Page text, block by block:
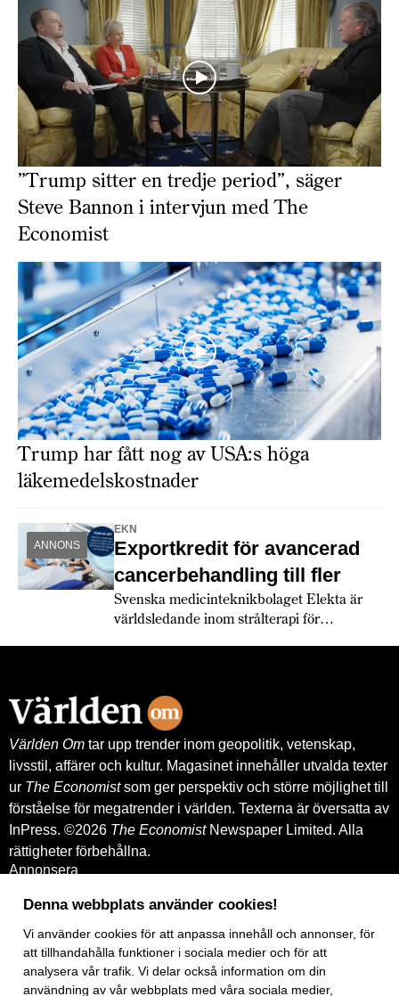
”Trump sitter en tredje period”, säger
Steve Bannon i intervjun med The
Economist
Trump har fått nog av USA:s höga
läkemedelskostnader
ANNONS
EKN
Exportkredit för avancerad
cancerbehandling till fler
Svenska medicinteknikbolaget Elekta är
världsledande inom strålterapi för
Exportkreditnämnden, EKN.
Världen Om tar upp trender inom geopolitik, vetenskap,
livsstil, affärer och kultur. Magasinet innehåller utvalda texter
ur The Economistsom ger perspektiv och större möjlighet till
förståelse för megatrender i världen. Texterna är översatta av
InPress. ©2026 The EconomistNewspaper Limited. Alla
rättigheter förbehållna.
Annonsera
Kontakt
Köp tidigare nummer
www.inpress.com
E-tidningen
Om cookies
Denna webbplats använder cookies!
Vi använder cookiesför att anpassa innehåll och annonser, för
att tillhandahålla funktioner i sociala medier och för att
analysera vår trafik. Vi delar också information om din
användning av vår webbplats med våra sociala medier,